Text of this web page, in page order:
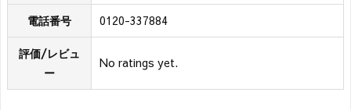
電話番号 0120-337884
評価/レビュ
ー
No ratings yet.